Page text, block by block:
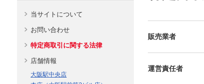
販売業者
運営責任者
当サイトについて
お問い合わせ
特定商取引に関する法律
店舗情報
大阪駅中央店